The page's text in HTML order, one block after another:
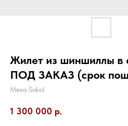
Жилет из шиншиллы в
ПОД ЗАКАЗ (срок
Mexa-Sobol
1 300 000 р.